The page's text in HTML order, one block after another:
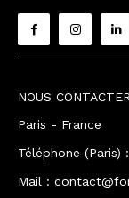
NOUS
Paris - France
Téléphone (Paris)
Mail :